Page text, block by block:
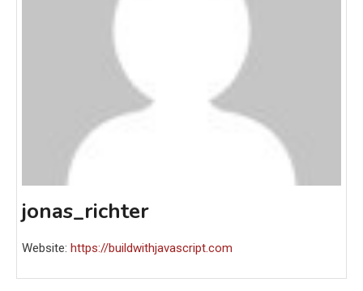
jonas_richter
Website: https://buildwithjavascript.com